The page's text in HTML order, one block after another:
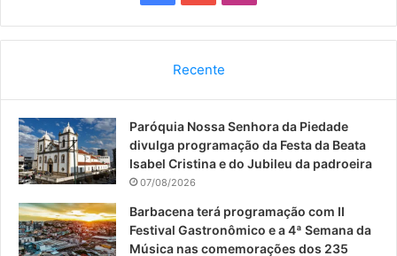
a
b
o
k
o
u
b
n
a
g
a
Recente
Paróquia Nossa Senhora da Piedade
divulga programação da Festa da Beata
Isabel Cristina e do Jubileu da padroeira
07/08/2026
Barbacena terá programação com II
Festival Gastronômico e a 4ª Semana da
Música nas comemorações dos 235